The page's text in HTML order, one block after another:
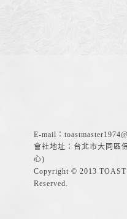
E-mail：
會社地址：台北市大同區
心)
Copyright © 2013
Reserved.